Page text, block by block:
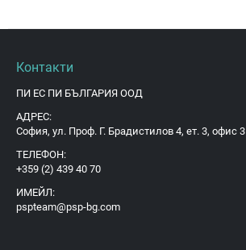
Контакти
ПИ ЕС ПИ БЪЛГАРИЯ ООД
АДРЕС:
София, ул. Проф. Г. Брадистилов 4, ет. 3, офис 3
ТЕЛЕФОН:
+359 (2) 439 40 70
ИМЕЙЛ:
pspteam@psp-bg.com